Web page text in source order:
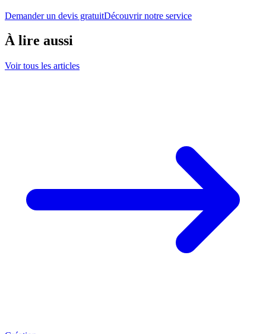
Demander un devis gratuitDécouvrir notre service
À lire aussi
Voir tous les articles